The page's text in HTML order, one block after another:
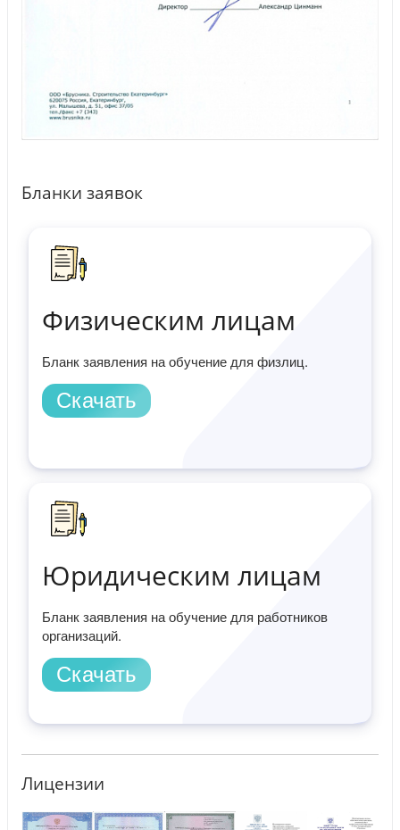
Бланки заявок
Физическим лицам
Бланк заявления на обучение для физлиц.
Скачать
Юридическим лицам
Бланк заявления на обучение для работников
организаций.
Скачать
Лицензии